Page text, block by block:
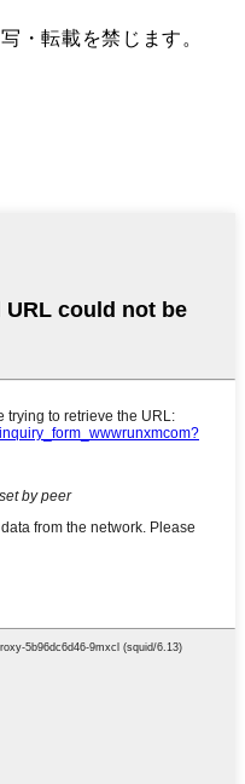
転載を禁じます。